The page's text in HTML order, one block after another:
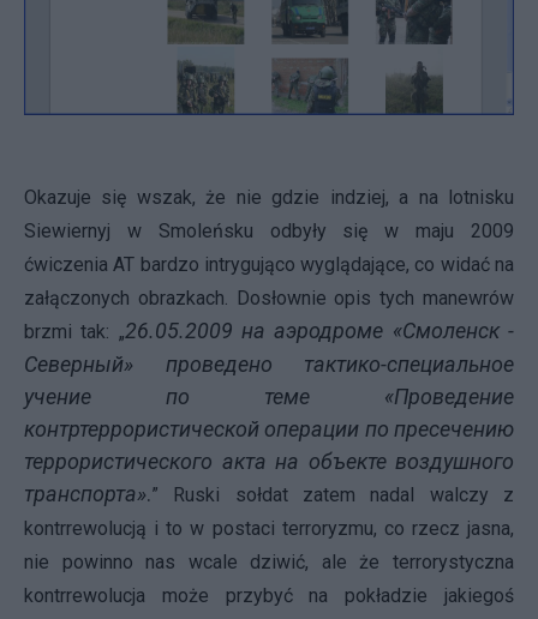
Okazuje się wszak, że nie gdzie indziej, a na lotnisku
Siewiernyj w Smoleńsku odbyły się w maju 2009
ćwiczenia AT bardzo intrygująco wyglądające, co widać na
załączonych obrazkach. Dosłownie opis tych manewrów
brzmi tak: „26.05.2009 на аэродроме «Смоленск -
Северный» проведено тактико-специальное
учение по теме «Проведение
контртеррористической операции по пресечению
террористического акта на объекте воздушного
транспорта».” Ruski sołdat zatem nadal walczy z
kontrrewolucją i to w postaci terroryzmu, co rzecz jasna,
nie powinno nas wcale dziwić, ale że terrorystyczna
kontrrewolucja może przybyć na pokładzie jakiegoś